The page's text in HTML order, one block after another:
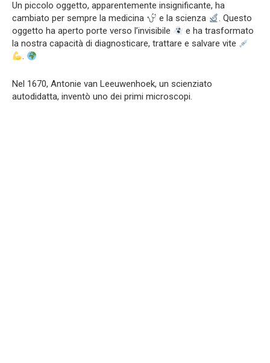
Un piccolo oggetto, apparentemente insignificante, ha
cambiato per sempre la medicina
e la scienza
. Questo
oggetto ha aperto porte verso l’invisibile
e ha trasformato
la nostra capacità di diagnosticare, trattare e salvare vite
.
Nel 1670, Antonie van Leeuwenhoek, un scienziato
autodidatta, inventò uno dei primi microscopi.